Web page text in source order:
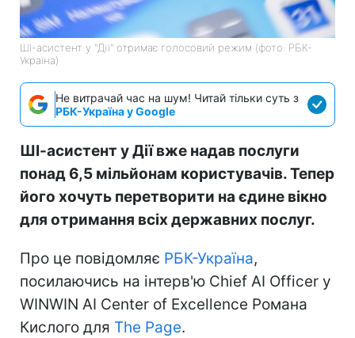
ШІ-асистент у "Дії" отримає голосовий режим (фото: РБК-
Україна)
Не витрачай час на шум! Читай тільки суть з
РБК-Україна у Google
ШІ-асистент у Дії вже надав послуги
понад 6,5 мільйонам користувачів. Тепер
його хочуть перетворити на єдине вікно
для отримання всіх державних послуг.
Про це повідомляє РБК-Україна,
посилаючись на інтерв'ю Chief AI Officer у
WINWIN AI Center of Excellence Романа
Кислого для The Page.